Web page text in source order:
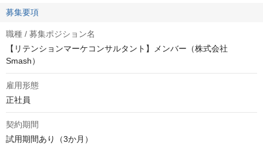
募集要項
職種 / 募集ポジション名
【リテンションマーケコンサルタント】メンバー（株式会社
Smash）
雇用形態
正社員
契約期間
試用期間あり（3か月）